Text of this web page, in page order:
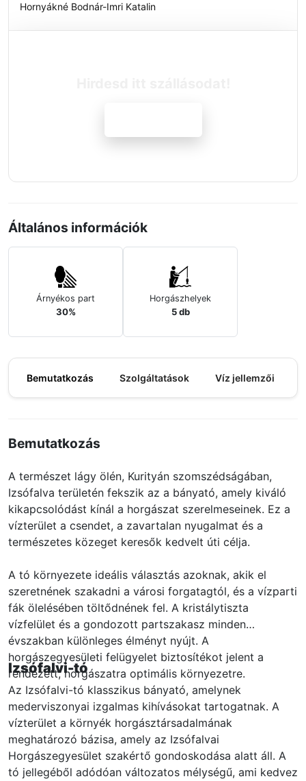
Hornyákné Bodnár-Imri Katalin
Általános információk
Árnyékos part
30%
Horgászhelyek
5 db
Bemutatkozás Szolgáltatások Víz jellemzői
Bemutatkozás
A természet lágy ölén, Kurityán szomszédságában,
Izsófalva területén fekszik az a bányató, amely kiváló
kikapcsolódást kínál a horgászat szerelmeseinek. Ez a
vízterület a csendet, a zavartalan nyugalmat és a
természetes közeget keresők kedvelt úti célja.
A tó környezete ideális választás azoknak, akik el
szeretnének szakadni a városi forgatagtól, és a vízparti
fák ölelésében töltődnének fel. A kristálytiszta
vízfelület és a gondozott partszakasz minden
évszakban különleges élményt nyújt. A
horgászegyesületi felügyelet biztosítékot jelent a
rendezett, horgászatra optimális környezetre.
Izsófalvi-tó
Az Izsófalvi-tó klasszikus bányató, amelynek
mederviszonyai izgalmas kihívásokat tartogatnak. A
vízterület a környék horgásztársadalmának
meghatározó bázisa, amely az Izsófalvai
Horgászegyesület szakértő gondoskodása alatt áll. A
tó jellegéből adódóan változatos mélységű, ami kedvez